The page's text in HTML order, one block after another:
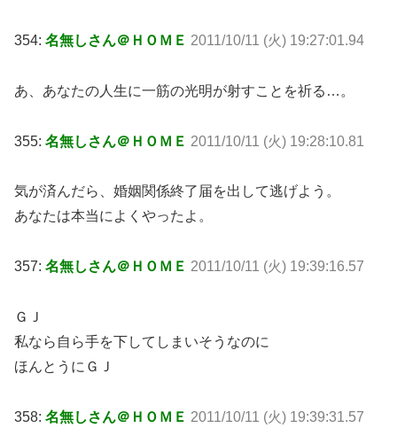
354: 名無しさん＠ＨＯＭＥ 2011/10/11 (火) 19:27:01.94
あ、あなたの人生に一筋の光明が射すことを祈る…。
355: 名無しさん＠ＨＯＭＥ 2011/10/11 (火) 19:28:10.81
気が済んだら、婚姻関係終了届を出して逃げよう。
あなたは本当によくやったよ。
357: 名無しさん＠ＨＯＭＥ 2011/10/11 (火) 19:39:16.57
ＧＪ
私なら自ら手を下してしまいそうなのに
ほんとうにＧＪ
358: 名無しさん＠ＨＯＭＥ 2011/10/11 (火) 19:39:31.57